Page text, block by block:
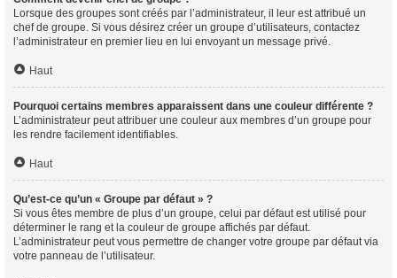
Lorsque des groupes sont créés par l’administrateur, il leur est attribué un
chef de groupe. Si vous désirez créer un groupe d’utilisateurs, contactez
l’administrateur en premier lieu en lui envoyant un message privé.
Haut
Pourquoi certains membres apparaissent dans une couleur différente ?
L’administrateur peut attribuer une couleur aux membres d’un groupe pour
les rendre facilement identifiables.
Haut
Qu’est-ce qu’un « Groupe par défaut » ?
Si vous êtes membre de plus d’un groupe, celui par défaut est utilisé pour
déterminer le rang et la couleur de groupe affichés par défaut.
L’administrateur peut vous permettre de changer votre groupe par défaut via
votre panneau de l’utilisateur.